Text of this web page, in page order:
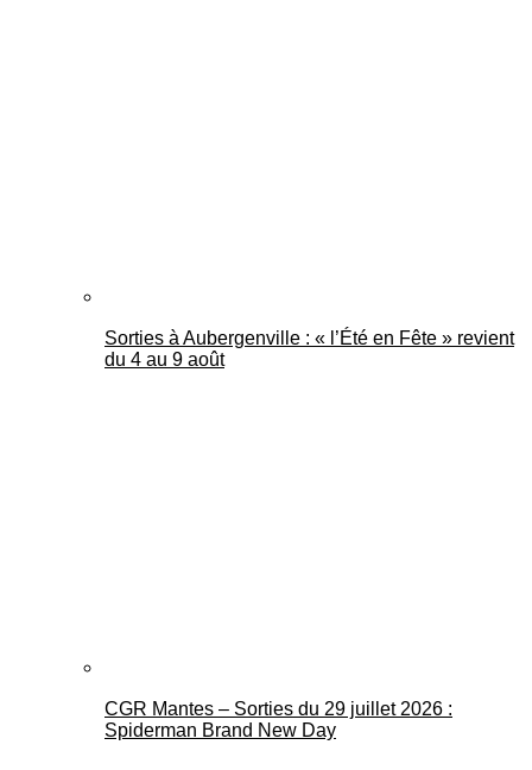
Sorties à Aubergenville : « l’Été en Fête » revient
du 4 au 9 août
CGR Mantes – Sorties du 29 juillet 2026 :
Spiderman Brand New Day